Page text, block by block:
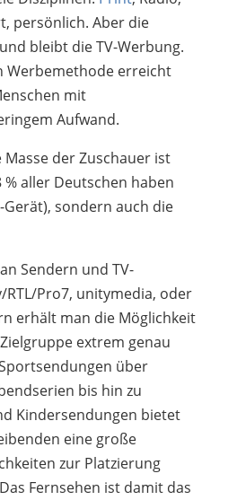
persönlich. Aber die
bleibt die TV-Werbung.
Werbemethode erreicht
mit
Aufwand.
der Zuschauer ist
aller Deutschen haben
sondern auch die
Sendern und TV-
RTL/Pro7, unitymedia, oder
erhält man die Möglichkeit
extrem genau
über
bis hin zu
Kindersendungen bietet
eine große
zur Platzierung
Fernsehen ist damit das